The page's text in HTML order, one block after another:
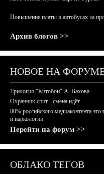
Повышение платы в автобусах за
Архив блогов >>
НОВОЕ НА
Трилогия "Китобои" А. Вахова.
Охранник спит - смена идёт
80% российского медиаконтента
и наркологии.
Перейти на форум >>
ОБЛАКО ТЕГОВ